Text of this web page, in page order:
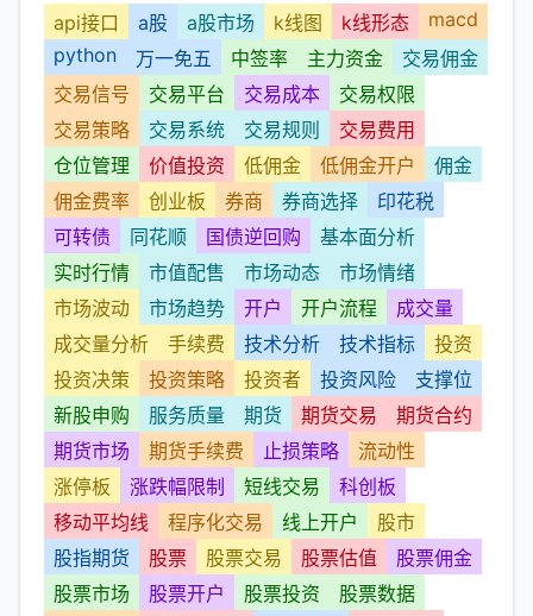
api接口 a股 a股市场 k线图 k线形态
macd
python
万一免五 中签率 主力资金
交易佣金
交易信号
交易平台 交易成本
交易权限
交易策略
交易系统 交易规则
交易费用
仓位管理
价值投资 低佣金 低佣金开户
佣金
佣金费率
创业板 券商 券商选择
印花税
可转债
同花顺 国债逆回购
基本面分析
实时行情
市值配售 市场动态
市场情绪
市场波动
市场趋势 开户 开户流程
成交量
成交量分析
手续费 技术分析 技术指标
投资
投资决策
投资策略 投资者 投资风险
支撑位
新股申购
服务质量 期货 期货交易
期货合约
期货市场
期货手续费 止损策略
流动性
涨停板
涨跌幅限制 短线交易
科创板
移动平均线
程序化交易 线上开户
股市
股指期货
股票 股票交易 股票估值
股票佣金
股票市场
股票开户 股票投资
股票数据